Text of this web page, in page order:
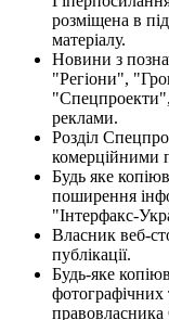
розміщена в
матеріалу.
Новини з
"Регіони",
реклами.
Розділ
комерційними
Будь яке
поширення
"Інтерфакс-
Власник веб-
публікації.
Будь-яке
фотографічних
правовласника